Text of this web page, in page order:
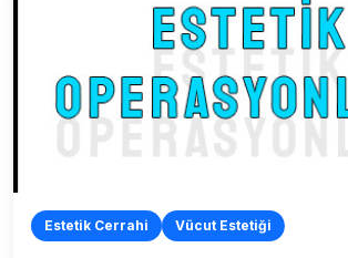
Estetik Cerrahi Vücut Estetiği